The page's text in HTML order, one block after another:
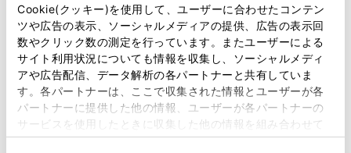
Cookie(クッキー)を使用して、ユーザーに合わせたコンテン
ツや広告の表示、ソーシャルメディアの提供、広告の表示回
数やクリック数の測定を行っています。またユーザーによる
サイト利用状況についても情報を収集し、ソーシャルメディ
アや広告配信、データ解析の各パートナーと共有していま
す。各パートナーは、ここで収集された情報とユーザーが各
パートナーに提供した他の情報、ユーザーが各パートナーの
サービスを使用したときに収集した他の情報を組み合わせて
使用することがあります。当ウェブサイトの使用を続行する
必須 市区町村名
必須 丁目番地